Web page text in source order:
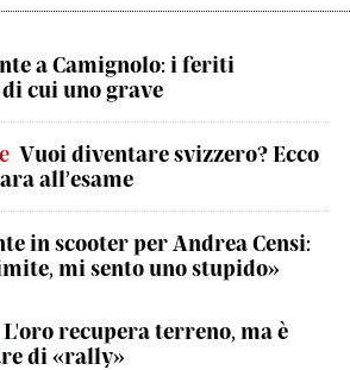
a Camignolo: i feriti
cui uno grave
Vuoi diventare svizzero? Ecco
all’esame
in scooter per Andrea Censi:
mi sento uno stupido»
L'oro recupera terreno, ma è
di «rally»